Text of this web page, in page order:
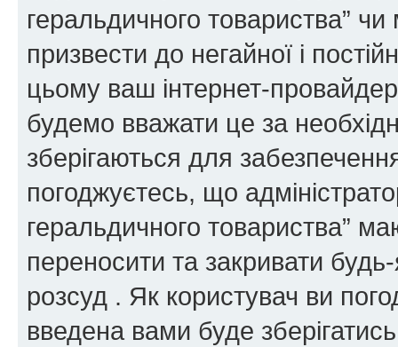
геральдичного товариства”
призвести до негайної і
цьому ваш інтернет-
будемо вважати це за
зберігаються для
погоджуєтесь, що
геральдичного товариства”
переносити та закривати
розсуд . Як користувач ви
введена вами буде